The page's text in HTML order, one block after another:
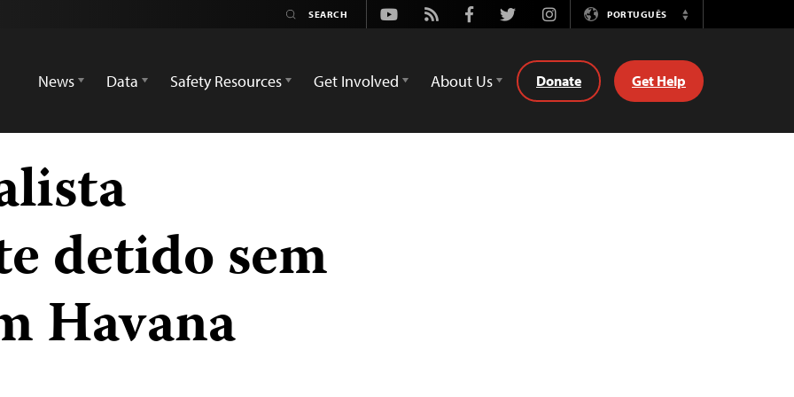
Youtube
Rss FacebookTwitterInstagramPORTUGUÊS
Switch
News
Data Safety Resources Get Involved About Us Donate Get Help
detido sem
Havana